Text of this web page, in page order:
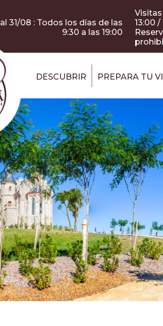
31/08 : Todos los días de las
9:30 a las 19:00
Visitas
13:00
DESCUBRIR PREPARA TU